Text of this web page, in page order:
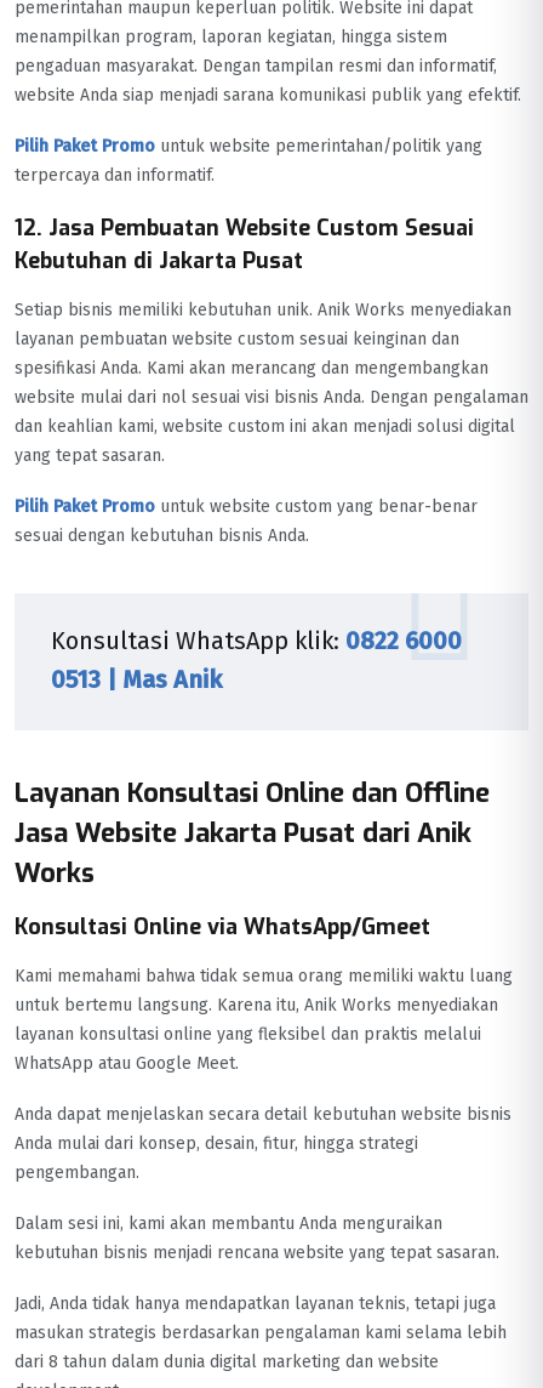
pemerintahan maupun keperluan politik. Website ini dapat
menampilkan program, laporan kegiatan, hingga sistem
pengaduan masyarakat. Dengan tampilan resmi dan informatif,
website Anda siap menjadi sarana komunikasi publik yang efektif.
Pilih Paket Promo untuk website pemerintahan/politik yang
terpercaya dan informatif.
12. Jasa Pembuatan Website Custom Sesuai
Kebutuhan di Jakarta Pusat
Setiap bisnis memiliki kebutuhan unik. Anik Works menyediakan
layanan pembuatan website custom sesuai keinginan dan
spesifikasi Anda. Kami akan merancang dan mengembangkan
website mulai dari nol sesuai visi bisnis Anda. Dengan pengalaman
dan keahlian kami, website custom ini akan menjadi solusi digital
yang tepat sasaran.
Pilih Paket Promo untuk website custom yang benar-benar
sesuai dengan kebutuhan bisnis Anda.
Konsultasi WhatsApp klik: 0822 6000
0513 | Mas Anik
Layanan Konsultasi Online dan Offline
Jasa Website Jakarta Pusat dari Anik
Works
Konsultasi Online via WhatsApp/Gmeet
Kami memahami bahwa tidak semua orang memiliki waktu luang
untuk bertemu langsung. Karena itu, Anik Works menyediakan
layanan konsultasi online yang fleksibel dan praktis melalui
WhatsApp atau Google Meet.
Anda dapat menjelaskan secara detail kebutuhan website bisnis
Anda mulai dari konsep, desain, fitur, hingga strategi
pengembangan.
Dalam sesi ini, kami akan membantu Anda menguraikan
kebutuhan bisnis menjadi rencana website yang tepat sasaran.
Jadi, Anda tidak hanya mendapatkan layanan teknis, tetapi juga
masukan strategis berdasarkan pengalaman kami selama lebih
dari 8 tahun dalam dunia digital marketing dan website